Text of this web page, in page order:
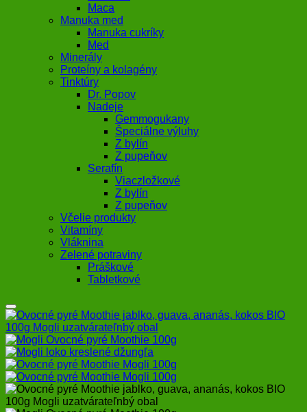
Maca
Manuka med
Manuka cukríky
Med
Minerály
Proteíny a kolagény
Tinktúry
Dr. Popov
Nadeje
Gemmogukany
Špeciálne výluhy
Z bylín
Z pupeňov
Serafín
Viaczložkové
Z bylín
Z pupeňov
Včelie produkty
Vitamíny
Vláknina
Zelené potraviny
Práškové
Tabletkové